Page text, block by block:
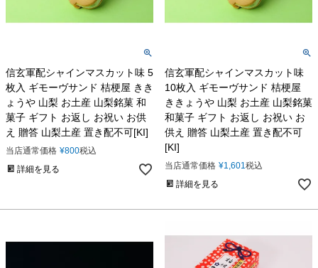
信玄軍配シャインマスカット味 5
枚入 ギモーヴサンド 桔梗屋 きき
ょうや 山梨 お土産 山梨銘菓 和
菓子 ギフト お返し お祝い お供
え 贈答 山梨土産 置き配不可[KI]
当店通常価格 ¥800税込
詳細を見る
信玄軍配シャインマスカット味
10枚入 ギモーヴサンド 桔梗屋
ききょうや 山梨 お土産 山梨銘菓
和菓子 ギフト お返し お祝い お
供え 贈答 山梨土産 置き配不可
[KI]
当店通常価格 ¥1,601税込
詳細を見る